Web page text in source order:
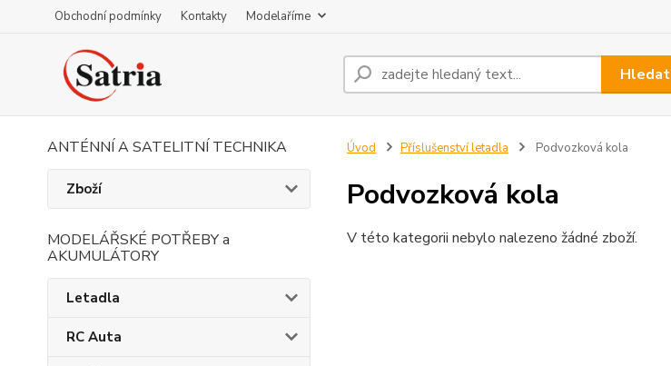
Obchodní podmínky Kontakty Modelaříme
Hledat
ANTÉNNÍ A SATELITNÍ TECHNIKA
Zboží
MODELÁŘSKÉ POTŘEBY a
AKUMULÁTORY
Letadla
RC Auta
Úvod Příslušenství letadla Podvozková kola
Podvozková kola
V této kategorii nebylo nalezeno žádné zboží.